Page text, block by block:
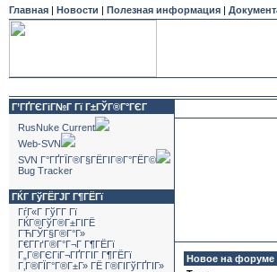
Главная | Новости | Полезная информация |
Г’ГҐГЄГіГ№Г Гї Г±ГЎГ®Г°ГЄГ
RusNuke Current
Web-SVN
SVN Г°ГҐГЇГ®Г§ГЁГІГ®Г°ГЁГ©
Bug Tracker
ГЌГ ГўГЁГЈГ Г¶ГЁГї
ГѓГ«Г ГўГ­Г Гї
ГЌГ®ГўГ®Г±ГІГЁ
ГЋГЎГ§Г®Г°Г»
Г€Г­ГґГ®Г°Г¬Г Г¶ГЁГї
Г„Г®ГЄГіГ¬ГҐГ­ГІГ Г¶ГЁГї
Г‚Г®ГЇГ°Г®Г±Г» ГЁ Г®ГІГўГҐГІГ»
Новое на форуме